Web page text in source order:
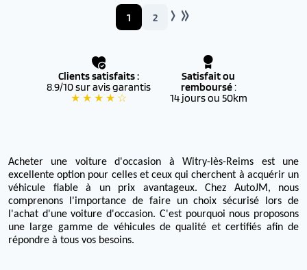
1 2
Clients satisfaits :
8.9/10 sur avis garantis
★ ★ ★ ★ ☆
Satisfait ou
remboursé:
14 jours ou 50km
Acheter une voiture d'occasion à Witry-lès-Reims est une
excellente option pour celles et ceux qui cherchent à acquérir un
véhicule fiable à un prix avantageux. Chez AutoJM, nous
comprenons l'importance de faire un choix sécurisé lors de
l'achat d'une voiture d'occasion. C'est pourquoi nous proposons
une large gamme de véhicules de qualité et certifiés afin de
répondre à tous vos besoins.